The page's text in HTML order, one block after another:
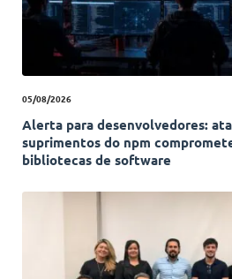
05/08/2026
Alerta para desenvolvedores:
suprimentos do npm
bibliotecas de software